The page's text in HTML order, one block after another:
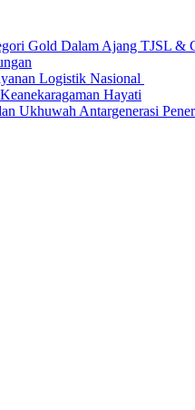
Gold Dalam Ajang TJSL &
Logistik Nasional
Hayati
Ukhuwah Antargenerasi